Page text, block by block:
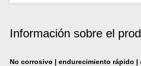
Información sobre el
No corrosivo | endurecimiento rápido |